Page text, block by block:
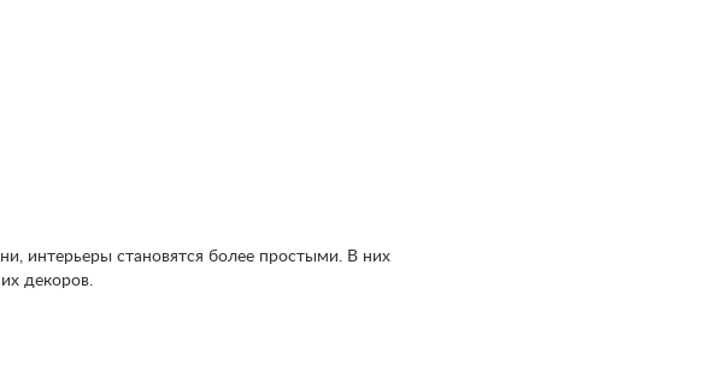
интерьеры становятся более простыми. В них
декоров.